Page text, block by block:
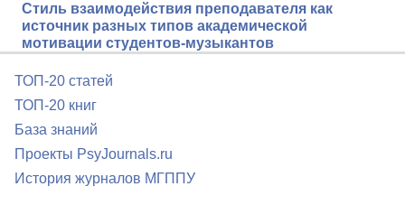
Стиль взаимодействия преподавателя как
источник разных типов академической
мотивации студентов-музыкантов
ТОП-20 статей
ТОП-20 книг
База знаний
Проекты PsyJournals.ru
История журналов МГППУ